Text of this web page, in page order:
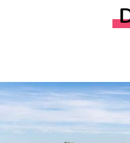
Séminaire Nice
Séminaire Paris
Séminaire Reims
Séminaire Rennes
Team
Team